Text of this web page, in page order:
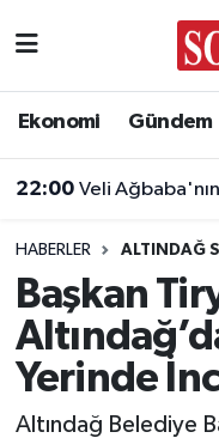
Ekonomi Gündem
22:00 Veli
HABERLER ALTINDAĞ
Başkan
Yerinde
Altındağ Belediye
Asayiş
Biyografi
Çevre
Diğer
Ankara Nöbetçi
Ankara Trafik
Süper Lig Puan
Tüm Manşetler